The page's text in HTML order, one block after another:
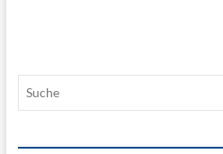
Strand